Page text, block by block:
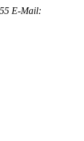
E-Mail: